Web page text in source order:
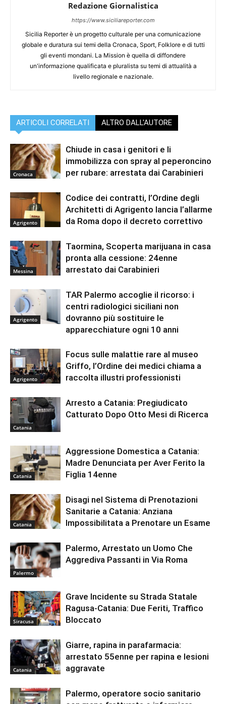
Redazione Giornalistica
https://www.siciliareporter.com
Sicilia Reporter è un progetto culturale per una comunicazione
globale e duratura sui temi della Cronaca, Sport, Folklore e di tutti
gli eventi mondani. La Mission è quella di diffondere
un'informazione qualificata e pluralista su temi di attualità a
livello regionale e nazionale.
ARTICOLI CORRELATI ALTRO DALL'AUTORE
Cronaca
Chiude in casa i genitori e li
immobilizza con spray al peperoncino
per rubare: arrestata dai Carabinieri
Agrigento
Codice dei contratti, l’Ordine degli
Architetti di Agrigento lancia l’allarme
da Roma dopo il decreto correttivo
Messina
Taormina, Scoperta marijuana in casa
pronta alla cessione: 24enne
arrestato dai Carabinieri
Agrigento
TAR Palermo accoglie il ricorso: i
centri radiologici siciliani non
dovranno più sostituire le
apparecchiature ogni 10 anni
Agrigento
Focus sulle malattie rare al museo
Griffo, l’Ordine dei medici chiama a
raccolta illustri professionisti
Catania
Arresto a Catania: Pregiudicato
Catturato Dopo Otto Mesi di Ricerca
Catania
Aggressione Domestica a Catania:
Madre Denunciata per Aver Ferito la
Figlia 14enne
Catania
Disagi nel Sistema di Prenotazioni
Sanitarie a Catania: Anziana
Impossibilitata a Prenotare un Esame
Palermo
Palermo, Arrestato un Uomo Che
Aggrediva Passanti in Via Roma
Siracusa
Grave Incidente su Strada Statale
Ragusa-Catania: Due Feriti, Traffico
Bloccato
Catania
Giarre, rapina in parafarmacia:
arrestato 55enne per rapina e lesioni
aggravate
Palermo, operatore socio sanitario